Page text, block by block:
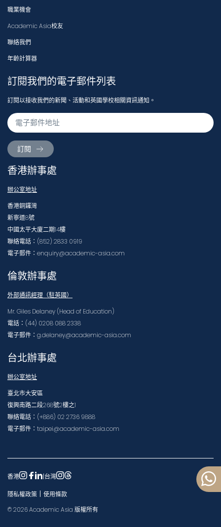
職業機會
Academic Asia校友
聯絡我們
年齡計算器
訂閱我們的電子郵件列表
訂閱以接收我們的新聞、活動和英國學校相關資訊通知。
訂閱
香港辦事處
辦公室地址
香港銅鑼灣
新寧道8號
中國太平大廈二期14樓
聯絡電話：(852) 2833 0919
電子郵件：enquiry@academic-asia.com
倫敦辦事處
外部通訊經理（駐英國）
Mr. Giles Delaney (Head of Education)
電話：(44) 0208 088 2338
電子郵件：g.delaney@academic-asia.com
台北辦事處
辦公室地址
臺北市大安區
復興南路二段268號2樓之1
聯絡電話：(+886) 02 2736 9888
電子郵件：taipei@academic-asia.com
香港 |台灣
隱私權政策 | 使用條款
©2026Academic Asia 版權所有